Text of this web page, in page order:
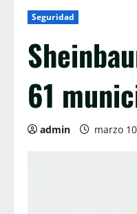
Seguridad
61
admin marzo